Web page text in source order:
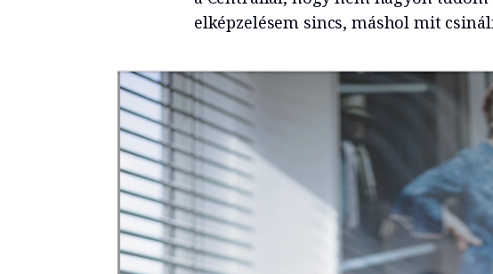
elképzelésem sincs, máshol mit